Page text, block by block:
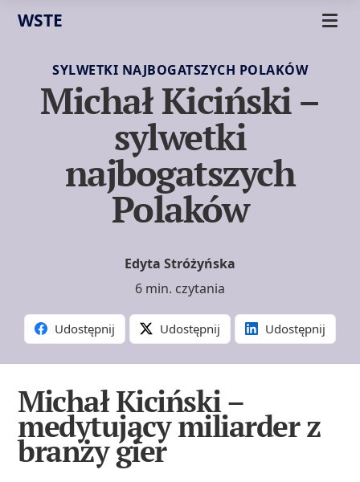
WSTE
SYLWETKI NAJBOGATSZYCH POLAKÓW
Michał Kiciński –
sylwetki
najbogatszych
Polaków
Edyta Stróżyńska
6 min. czytania
Udostępnij Udostępnij Udostępnij
Michał Kiciński –
medytujący miliarder z
branży gier